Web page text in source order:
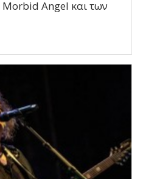
Angel και των